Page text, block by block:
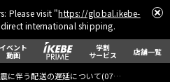
Please visit "https://global.ikebe-
international shipping.
イベント
動画
学割
サービス 店舗一覧
に伴う配送の遅延について(07月29日